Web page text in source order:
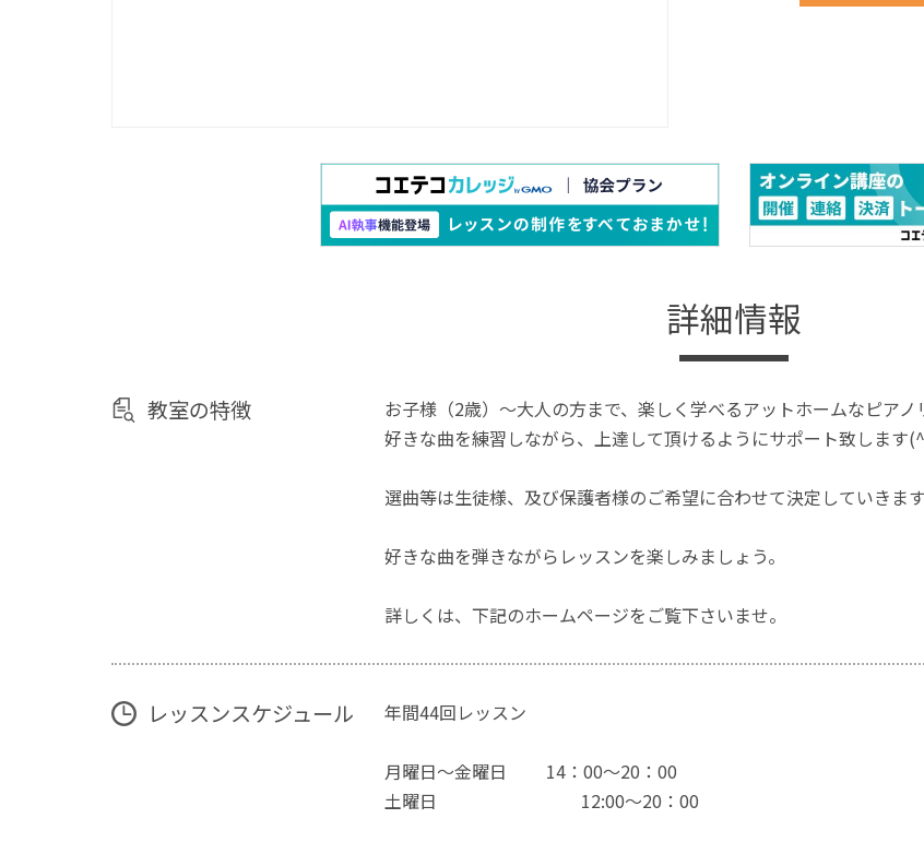
詳細情報
教室の特徴
お子様（2歳）～大人の方まで、楽しく学べるアットホームなピアノ
好きな曲を練習しながら、上達して頂けるようにサポート致します
選曲等は生徒様、及び保護者様のご希望に合わせて決定していきます
好きな曲を弾きながらレッスンを楽しみましょう。
詳しくは、下記のホームページをご覧下さいませ。
レッスンスケジュール 年間44回レッスン
月曜日～金曜日 14：00～20：00
土曜日 12:00～20：00